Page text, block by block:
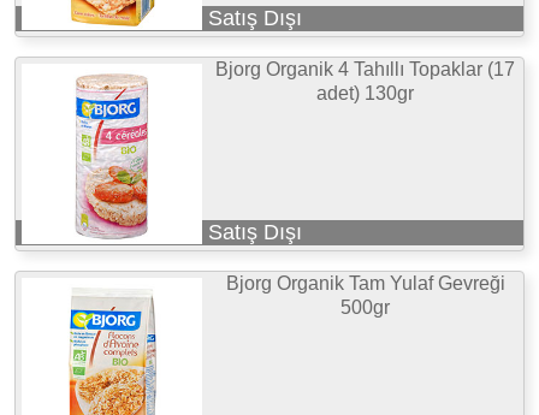
Satış Dışı
Bjorg Organik 4 Tahıllı Topaklar (17
adet) 130gr
Satış Dışı
Bjorg Organik Tam Yulaf Gevreği
500gr